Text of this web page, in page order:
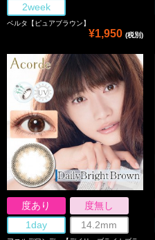
2week
ベルタ【ピュアブラウン】
¥1,950 (税別)
度あり
度無し
1day
14.2mm